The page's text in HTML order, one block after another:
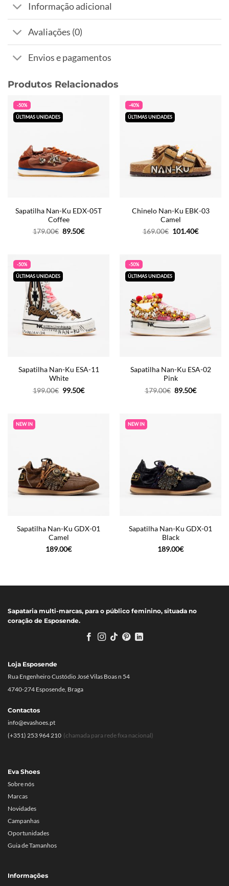
Informação adicional
Avaliações (0)
Envios e pagamentos
Produtos Relacionados
-50%
ÚLTIMAS UNIDADES
Sapatilha Nan-Ku EDX-05T
Coffee
179.00€ O
89.50€O
-40%
ÚLTIMAS UNIDADES
Chinelo Nan-Ku EBK-03
Camel
169.00€ O
101.40€O
-50%
ÚLTIMAS UNIDADES
Sapatilha Nan-Ku ESA-11
White
199.00€ O
99.50€O
-50%
ÚLTIMAS UNIDADES
Sapatilha Nan-Ku ESA-02
Pink
179.00€ O
89.50€O
NEW IN
Sapatilha Nan-Ku GDX-01
Camel
189.00€
NEW IN
Sapatilha Nan-Ku GDX-01
Black
189.00€
Sapataria multi-marcas, para o público feminino, situada no
coração de Esposende.
Eva Shoes
Sobre nós
Marcas
Novidades
Campanhas
Oportunidades
Guia de Tamanhos
Informações
Loja Esposende
Rua Engenheiro Custódio José Vilas Boas n 54
4740-274 Esposende, Braga
Contactos
info@evashoes.pt
(+351) 253 964 210 (chamada para rede fixa nacional)